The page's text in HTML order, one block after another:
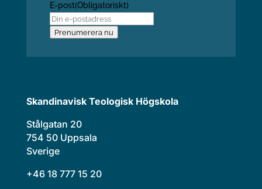
E-post(Obligatoriskt)
Prenumerera nu
Skandinavisk Teologisk Högskola
Stålgatan 20
754 50 Uppsala
Sverige
+46 18 777 15 20